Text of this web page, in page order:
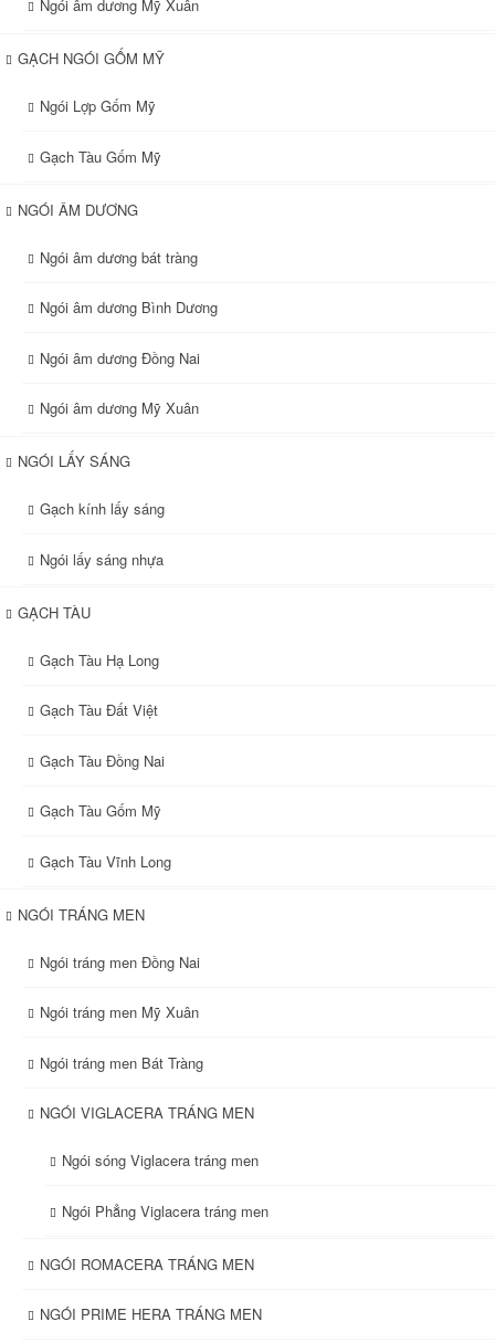
Ngói âm dương Mỹ Xuân
GẠCH NGÓI GỐM MỸ
Ngói Lợp Gốm Mỹ
Gạch Tàu Gốm Mỹ
NGÓI ÂM DƯƠNG
Ngói âm dương bát tràng
Ngói âm dương Bình Dương
Ngói âm dương Đồng Nai
Ngói âm dương Mỹ Xuân
NGÓI LẤY SÁNG
Gạch kính lấy sáng
Ngói lấy sáng nhựa
GẠCH TÀU
Gạch Tàu Hạ Long
Gạch Tàu Đất Việt
Gạch Tàu Đồng Nai
Gạch Tàu Gốm Mỹ
Gạch Tàu Vĩnh Long
NGÓI TRÁNG MEN
Ngói tráng men Đồng Nai
Ngói tráng men Mỹ Xuân
Ngói tráng men Bát Tràng
NGÓI VIGLACERA TRÁNG MEN
Ngói sóng Viglacera tráng men
Ngói Phẳng Viglacera tráng men
NGÓI ROMACERA TRÁNG MEN
NGÓI PRIME HERA TRÁNG MEN